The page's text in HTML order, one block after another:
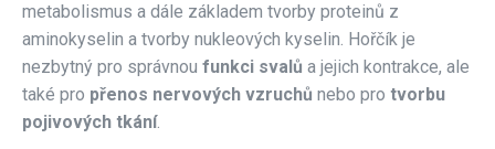
metabolismus a dále základem tvorby proteinů z
aminokyselin a tvorby nukleových kyselin. Hořčík je
nezbytný pro správnou funkci svalů a jejich kontrakce, ale
také pro přenos nervových vzruchů nebo pro tvorbu
pojivových tkání.